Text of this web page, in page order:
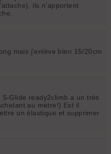
ils n'apportent
mais j'enlève bien 15/20cm
Glide ready2climb a un très
au metre!) Est il
un élastique et supprimer